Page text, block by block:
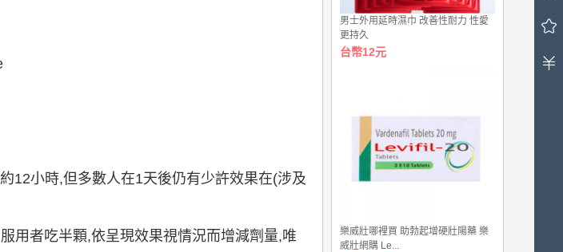
12小時,但多數人在1天後仍有少許效果在(涉及
用者吃半顆,依呈現效果視情況而增減劑量,唯
男士外用延時濕巾 改善性耐力 性愛
更持久
台幣12元
樂威壯哪裡買 助勃起增硬壯陽藥 樂
威壯網購 Le...
中
0
件